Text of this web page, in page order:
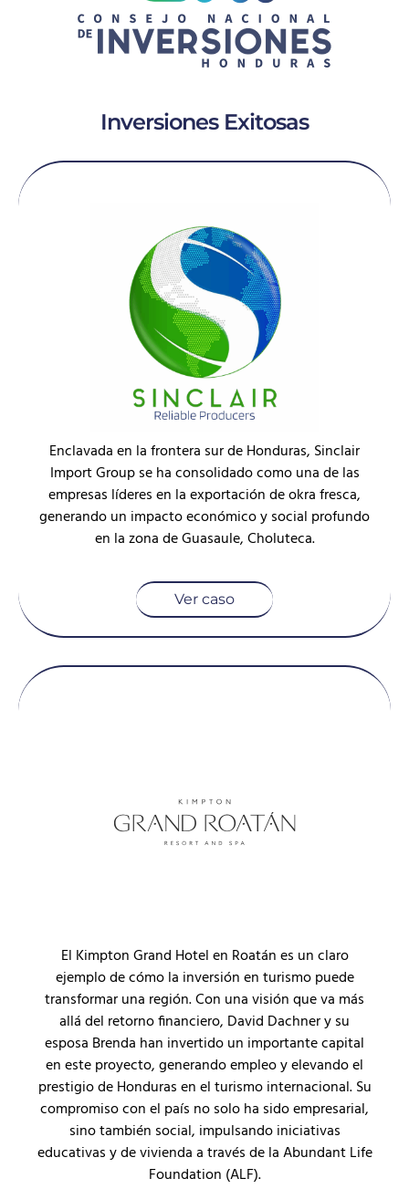
Inversiones Exitosas
Enclavada en la frontera sur de Honduras, Sinclair
Import Group se ha consolidado como una de las
empresas líderes en la exportación de okra fresca,
generando un impacto económico y social profundo
en la zona de Guasaule, Choluteca.
Ver caso
El Kimpton Grand Hotel en Roatán es un claro
ejemplo de cómo la inversión en turismo puede
transformar una región. Con una visión que va más
allá del retorno financiero, David Dachner y su
esposa Brenda han invertido un importante capital
en este proyecto, generando empleo y elevando el
prestigio de Honduras en el turismo internacional. Su
compromiso con el país no solo ha sido empresarial,
sino también social, impulsando iniciativas
educativas y de vivienda a través de la Abundant Life
Foundation (ALF).